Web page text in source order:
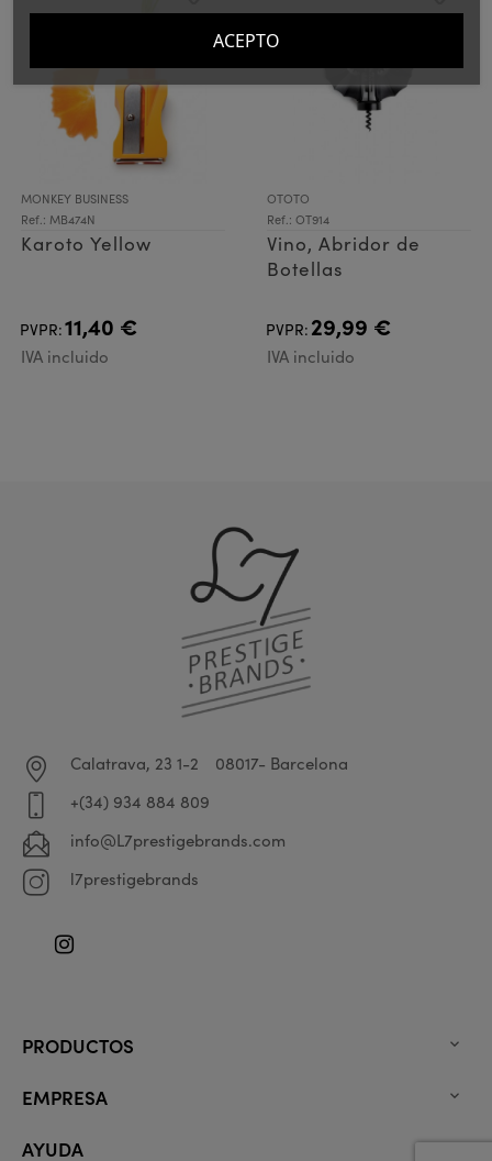
MONKEY BUSINESS
Ref.: MB474N
Karoto Yellow
PVPR:11,40 €
IVA incluido
OTOTO
Ref.: OT914
Vino, Abridor de
Botellas
PVPR: 29,99 €
IVA incluido
ACEPTO
Calatrava, 23 1-2
08017- Barcelona
+(34) 934 884 809
info@L7prestigebrands.com
l7prestigebrands
Instagram
PRODUCTOS 
EMPRESA 
AYUDA 